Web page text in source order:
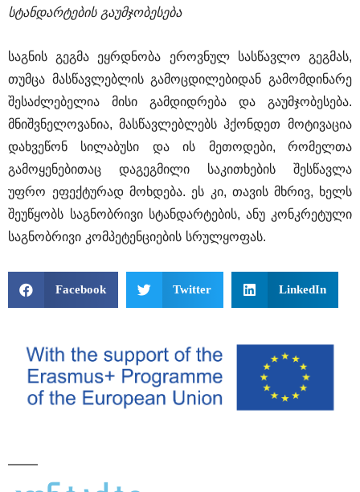
სტანდარტების გაუმჯობესება
საგნის გეგმა ეყრდნობა ეროვნულ სასწავლო გეგმას
თუმცა მასწავლებლის გამოცდილებიდან გამომდინარე
შესაძლებელია
მისი გამდიდრება და გაუმჯობესება
მნიშვნელოვანია, მასწავლებლებს ჰქონდეთ მოტივაცია
დახვეწონ
სილაბუსი და ის მეთოდები, რომელთა
გამოყენებითაც
დაგეგმილი საკითხების
შესწავლა
უფრო ეფექტურად მოხდება. ეს კი, თავის მხრივ, ხელს
შეუწყობს საგნობრივი სტანდარტების, ანუ კონკრეტული
საგნობრივი კომპეტენციების სრულყოფას.
Facebook Twitter LinkedIn